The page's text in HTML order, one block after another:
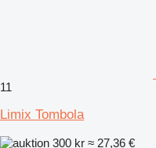
11
Limix Tombola
300 kr ≈ 27,36 €